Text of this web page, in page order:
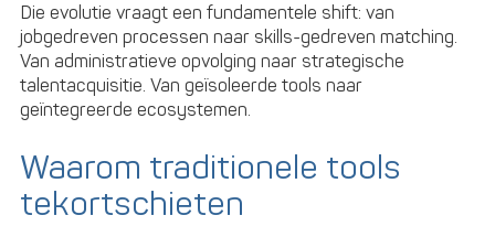
Die evolutie vraagt een fundamentele shift: van
jobgedreven processen naar skills-gedreven matching.
Van administratieve opvolging naar strategische
talentacquisitie. Van geïsoleerde tools naar
geïntegreerde ecosystemen.
Waarom traditionele tools
tekortschieten